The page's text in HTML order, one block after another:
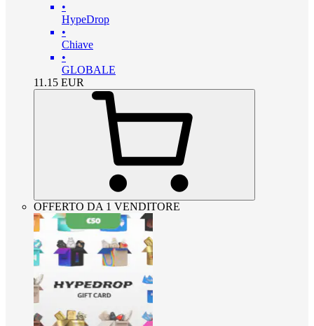
•
HypeDrop
•
Chiave
•
GLOBALE
11.15 EUR
OFFERTO DA 1 VENDITORE